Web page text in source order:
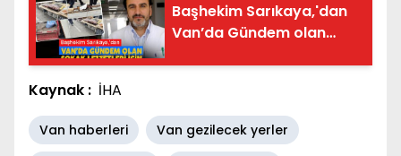
Başhekim Sarıkaya,'dan
Van’da Gündem olan
Kaynak : İHA
Van haberleri
Van gezilecek yerler